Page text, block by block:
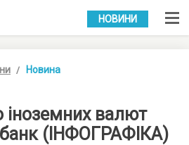
УКР РУС
НОВИНИ
Новина
іноземних валют
(ІНФОГРАФІКА)